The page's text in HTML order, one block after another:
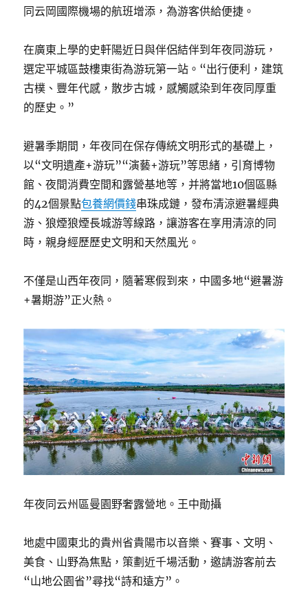
同云岡國際機場的航班增添，為游客供給便捷。
在廣東上學的史軒陽近日與伴侶結伴到年夜同游玩，
選定平城區鼓樓東街為游玩第一站。“出行便利，建筑
古樸、豐年代感，散步古城，感觸感染到年夜同厚重
的歷史。”
避暑季期間，年夜同在保存傳統文明形式的基礎上，
以“文明遺產+游玩”“演藝+游玩”等思緒，引育博物
館、夜間消費空間和露營基地等，并將當地10個區縣
的42個景點包養網價錢串珠成鏈，發布清涼避暑經典
游、狼煙狼煙長城游等線路，讓游客在享用清涼的同
時，親身經歷歷史文明和天然風光。
不僅是山西年夜同，隨著寒假到來，中國多地“避暑游
+暑期游”正火熱。
年夜同云州區曼園野奢露營地。王中勛攝
地處中國東北的貴州省貴陽市以音樂、賽事、文明、
美食、山野為焦點，策劃近千場活動，邀請游客前去
“山地公園省”尋找“詩和遠方”。